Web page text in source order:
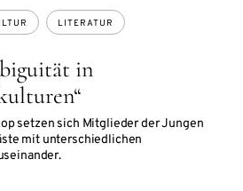
in
setzen sich Mitglieder der Jungen
mit unterschiedlichen
LITERATUR